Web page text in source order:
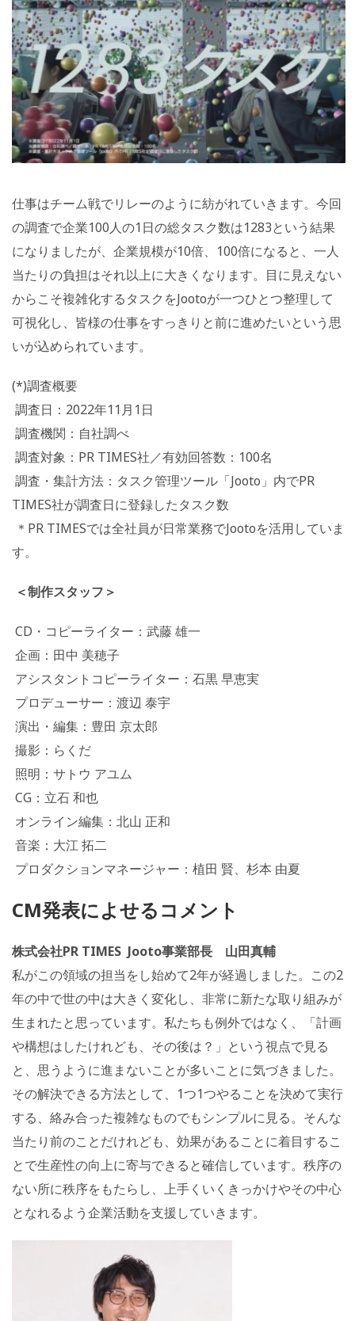
仕事はチーム戦でリレーのように紡がれていきます。今回
の調査で企業100人の1日の総タスク数は1283という結果
になりましたが、企業規模が10倍、100倍になると、一人
当たりの負担はそれ以上に大きくなります。目に見えない
からこそ複雑化するタスクをJootoが一つひとつ整理して
可視化し、皆様の仕事をすっきりと前に進めたいという思
いが込められています。
(*)調査概要
調査日：2022年11月1日
調査機関：自社調べ
調査対象：PR TIMES社／有効回答数：100名
調査・集計方法：タスク管理ツール「Jooto」内でPR
TIMES社が調査日に登録したタスク数
＊PR TIMESでは全社員が日常業務でJootoを活用していま
す。
＜制作スタッフ＞
CD・コピーライター：武藤 雄一
企画：田中 美穂子
アシスタントコピーライター：石黒 早恵実
プロデューサー：渡辺 泰宇
演出・編集：豊田 京太郎
撮影：らくだ
照明：サトウ アユム
CG：立石 和也
オンライン編集：北山 正和
音楽：大江 拓二
プロダクションマネージャー：植田 賢、杉本 由夏
CM発表によせるコメント
株式会社PR TIMES Jooto事業部長 山田真輔
私がこの領域の担当をし始めて2年が経過しました。この2
年の中で世の中は大きく変化し、非常に新たな取り組みが
生まれたと思っています。私たちも例外ではなく、「計画
や構想はしたけれども、その後は？」という視点で見る
と、思うように進まないことが多いことに気づきました。
その解決できる方法として、1つ1つやることを決めて実行
する、絡み合った複雑なものでもシンプルに見る。そんな
当たり前のことだけれども、効果があることに着目するこ
とで生産性の向上に寄与できると確信しています。秩序の
ない所に秩序をもたらし、上手くいくきっかけやその中心
となれるよう企業活動を支援していきます。